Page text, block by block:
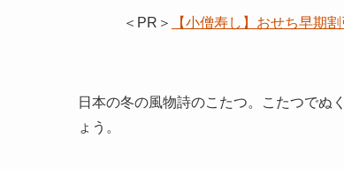
＜PR＞ 【小僧寿し】おせち早期
日本の冬の風物詩のこたつ。こたつでぬ
ょう。